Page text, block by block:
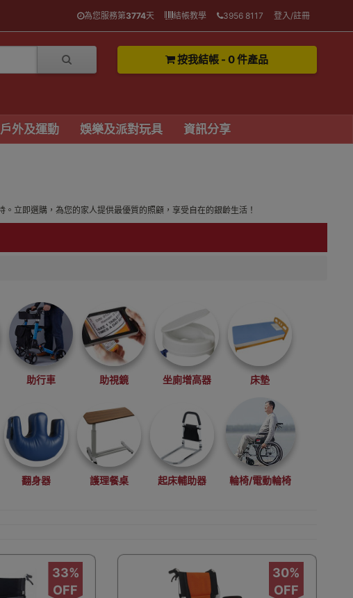
為您服務第3774天 結帳教學 3956 8117 登入/註冊
按我結帳 - 0 件產品
戶外及運動 娛樂及派對玩具 資訊分享
立即選購，為您的家人提供最優質的照顧，享受自在的銀齡生活！
助行車 助視鏡 坐廁增高器 床墊
翻身器 護理餐桌 起床輔助器 輪椅/電動輪椅
品 長者轉移移位機 長者餐具
33%
OFF
30%
OFF